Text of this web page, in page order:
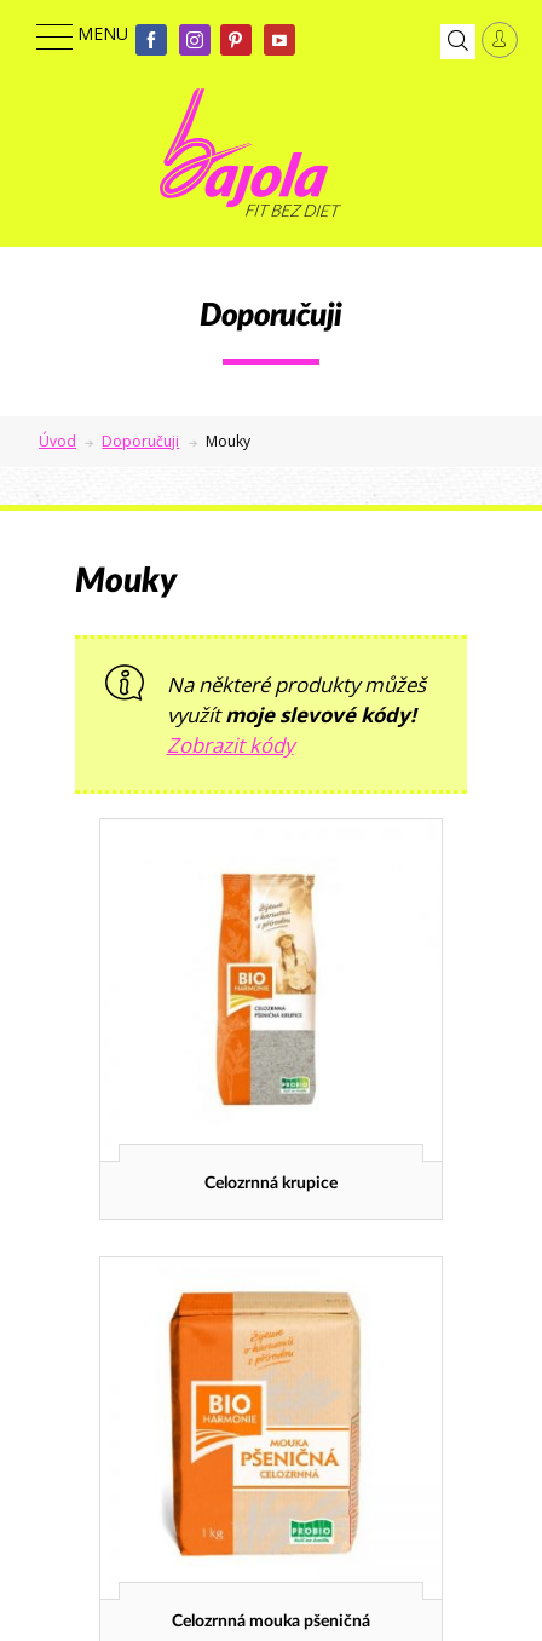
Doporučuji
Úvod Doporučuji Mouky
Mouky
Na některé produkty můžeš
využítmoje slevové kódy!
Zobrazit kódy
Celozrnná krupice
Celozrnná mouka pšeničná